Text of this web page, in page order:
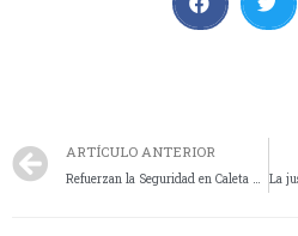
ARTÍCULO ANTERIOR
Refuerzan la Seguridad en Caleta Olivia con Operativos de Cobertura Territorial